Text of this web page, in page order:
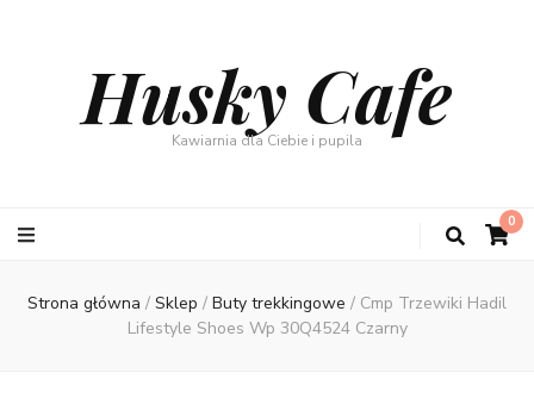
Husky Cafe
Kawiarnia dla Ciebie i pupila
0
Strona główna / Sklep / Buty trekkingowe / Cmp Trzewiki Hadil
Lifestyle Shoes Wp 30Q4524 Czarny